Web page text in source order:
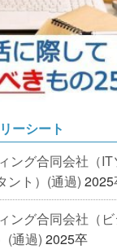
ーシート
ング合同会社（IT
ント）(通過) 2025
ング合同会社（ビ
(通過) 2025卒